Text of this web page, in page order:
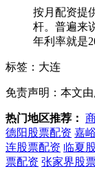
按月配资提
杆。普遍来
年利率就是
标签：大连
免责声明：本文
热门地区推荐：
德阳股票配资 嘉
连股票配资 临夏
票配资 张家界股